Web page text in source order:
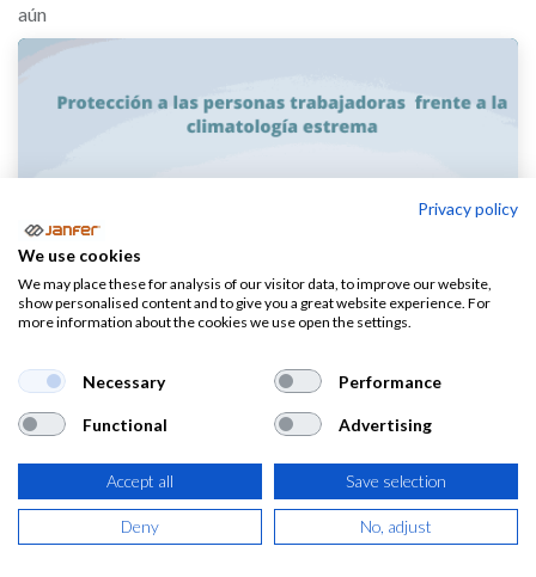
aún
El calor. Nos puede dar la vida, pero también
quitárnosla.
Privacy policy
We use cookies
We may place these for analysis of our visitor data, to improve our website,
show personalised content and to give you a great website experience. For
more information about the cookies we use open the settings.
Necessary Performance
Functional Advertising
Accept all Save selection
Deny No, adjust